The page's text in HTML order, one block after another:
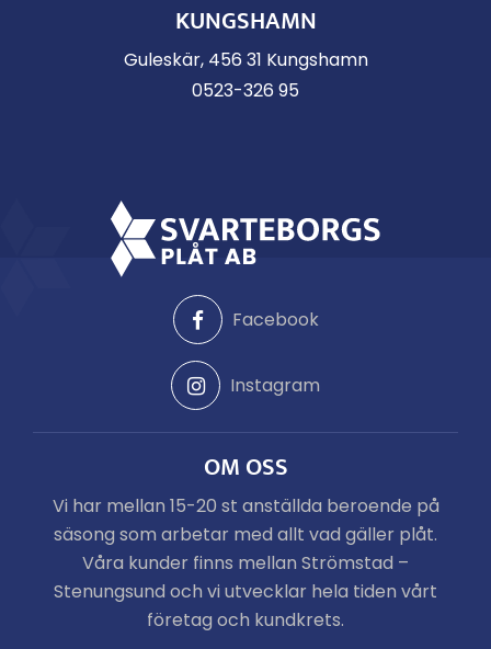
KUNGSHAMN
Guleskär, 456 31 Kungshamn
0523-326 95
Facebook
Instagram
OM OSS
Vi har mellan 15-20 st anställda beroende på
säsong som arbetar med allt vad gäller plåt.
Våra kunder finns mellan Strömstad –
Stenungsund och vi utvecklar hela tiden vårt
företag och kundkrets.